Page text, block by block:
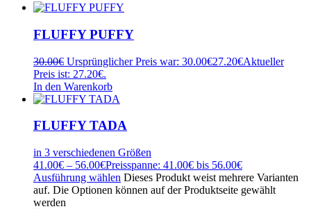
FLUFFY PUFFY
30.00€ Ursprünglicher Preis war: 30.00€27.20€Aktueller
Preis ist: 27.20€.
In den Warenkorb
FLUFFY TADA
in 3 verschiedenen Größen
41.00€ – 56.00€Preisspanne: 41.00€ bis 56.00€
Ausführung wählen Dieses Produkt weist mehrere Varianten
auf. Die Optionen können auf der Produktseite gewählt
werden